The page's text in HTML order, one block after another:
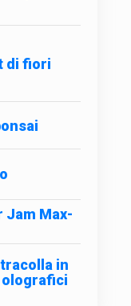
di fiori
Jam Max-
in